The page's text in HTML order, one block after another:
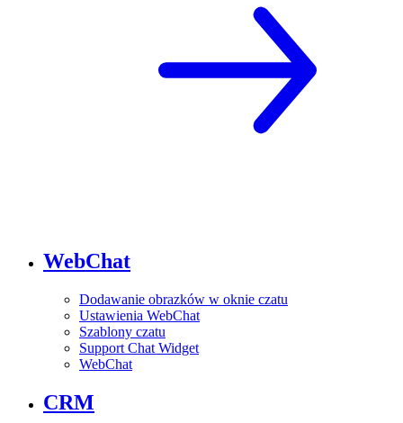
WebChat
Dodawanie obrazków w oknie czatu
Ustawienia WebChat
Szablony czatu
Support Chat Widget
WebChat
CRM